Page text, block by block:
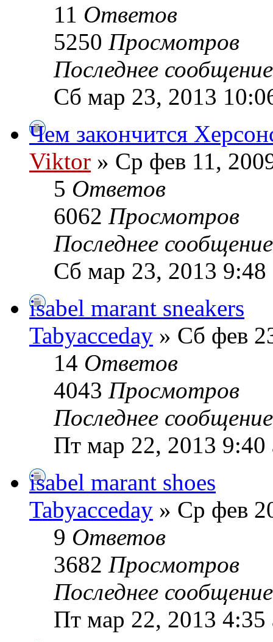
11 Ответов
5250 Просмотров
Последнее
Сб мар 23, 2013
Чем закончится
Viktor » Ср фев 11,
5 Ответов
6062 Просмотров
Последнее
Сб мар 23, 2013 9:48
isabel marant sneakers
Tabyacceday » Сб фев
14 Ответов
4043 Просмотров
Последнее
Пт мар 22, 2013 9:40
isabel marant shoes
Tabyacceday » Ср фев
9 Ответов
3682 Просмотров
Последнее
Пт мар 22, 2013 4:35